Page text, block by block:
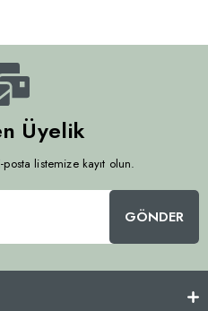
Üyelik
posta listemize kayıt olun.
GÖNDER